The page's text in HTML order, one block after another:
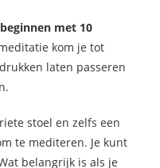
met 10
kom je tot
laten passeren
stoel en zelfs een
te mediteren. Je kunt
belangrijk is als je